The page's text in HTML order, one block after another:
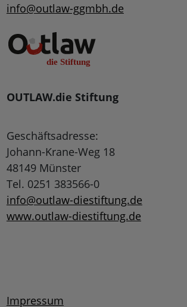
info@outlaw-ggmbh.de
OUTLAW.die Stiftung
Geschäftsadresse:
Johann-Krane-Weg 18
48149 Münster
Tel. 0251 383566-0
info@outlaw-diestiftung.de
www.outlaw-diestiftung.de
Impressum